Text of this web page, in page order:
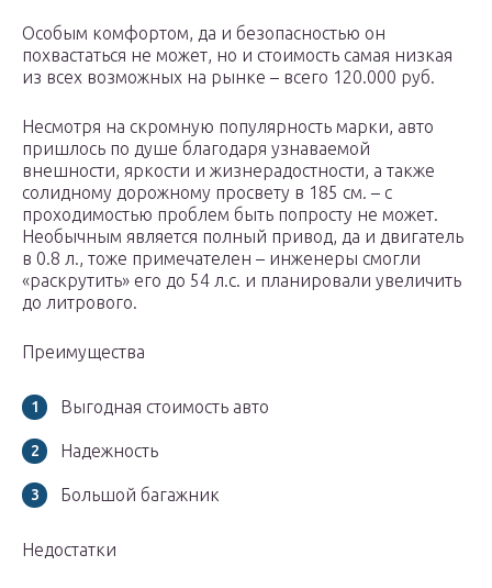
Особым комфортом, да и безопасностью он
похвастаться не может, но и стоимость самая низкая
из всех возможных на рынке – всего 120.000 руб.
Несмотря на скромную популярность марки, авто
пришлось по душе благодаря узнаваемой
внешности, яркости и жизнерадостности, а также
солидному дорожному просвету в 185 см. – с
проходимостью проблем быть попросту не может.
Необычным является полный привод, да и двигатель
в 0.8 л., тоже примечателен – инженеры смогли
«раскрутить» его до 54 л.с. и планировали увеличить
до литрового.
Преимущества
Выгодная стоимость авто
Надежность
Большой багажник
Недостатки